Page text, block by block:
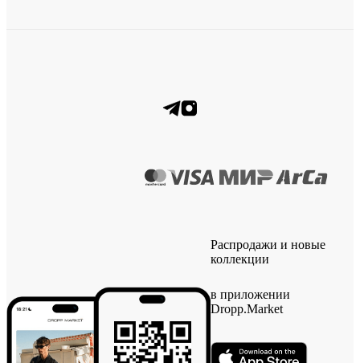
Распродажи и новые
коллекции
в приложении
Dropp.Market